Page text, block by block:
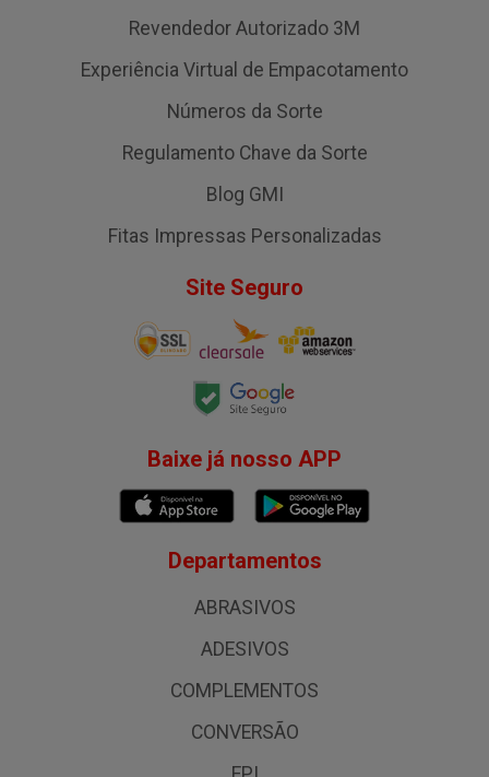
Revendedor Autorizado 3M
Experiência Virtual de Empacotamento
Números da Sorte
Regulamento Chave da Sorte
Blog GMI
Fitas Impressas Personalizadas
Site Seguro
Baixe já nosso APP
Departamentos
ABRASIVOS
ADESIVOS
COMPLEMENTOS
CONVERSÃO